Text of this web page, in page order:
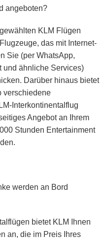
angeboten?
KLM Flügen
das mit Internet-
Sie (per WhatsApp,
und ähnliche Services)
Darüber hinaus bietet
verschiedene
Interkontinentalflug
Angebot an Ihrem
Stunden Entertainment
werden an Bord
bietet KLM Ihnen
an, die im Preis Ihres